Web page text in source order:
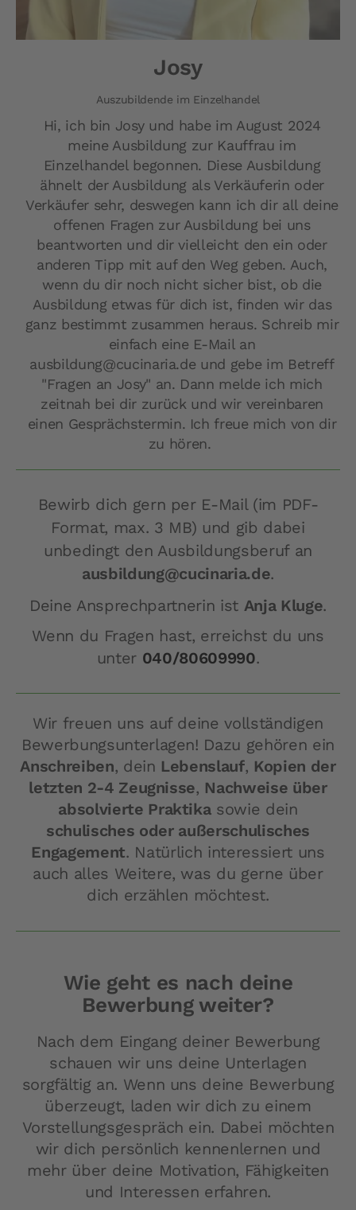
Josy
Auszubildende im Einzelhandel
Hi, ich bin Josy und habe im August 2024
meine Ausbildung zur Kauffrau im
Einzelhandel begonnen. Diese Ausbildung
ähnelt der Ausbildung als Verkäuferin oder
Verkäufer sehr, deswegen kann ich dir all deine
offenen Fragen zur Ausbildung bei uns
beantworten und dir vielleicht den ein oder
anderen Tipp mit auf den Weg geben. Auch,
wenn du dir noch nicht sicher bist, ob die
Ausbildung etwas für dich ist, finden wir das
ganz bestimmt zusammen heraus. Schreib mir
einfach eine E-Mail an
ausbildung@cucinaria.de und gebe im Betreff
"Fragen an Josy" an. Dann melde ich mich
zeitnah bei dir zurück und wir vereinbaren
einen Gesprächstermin. Ich freue mich von dir
zu hören.
Bewirb dich gern per E-Mail (im PDF-
Format, max. 3 MB) und gib dabei
unbedingt den Ausbildungsberuf an
ausbildung@cucinaria.de.
Deine Ansprechpartnerin ist Anja Kluge.
Wenn du Fragen hast, erreichst du uns
unter 040/80609990.
Wir freuen uns auf deine vollständigen
Bewerbungsunterlagen! Dazu gehören ein
Anschreiben, dein Lebenslauf, Kopien der
letzten 2-4 Zeugnisse, Nachweise über
absolvierte Praktikasowie dein
schulisches oder außerschulisches
Engagement. Natürlich interessiert uns
auch alles Weitere, was du gerne über
dich erzählen möchtest.
Wie geht es nach deine
Bewerbung weiter?
Nach dem Eingang deiner Bewerbung
schauen wir uns deine Unterlagen
sorgfältig an. Wenn uns deine Bewerbung
überzeugt, laden wir dich zu einem
Vorstellungsgespräch ein. Dabei möchten
wir dich persönlich kennenlernen und
mehr über deine Motivation, Fähigkeiten
und Interessen erfahren.